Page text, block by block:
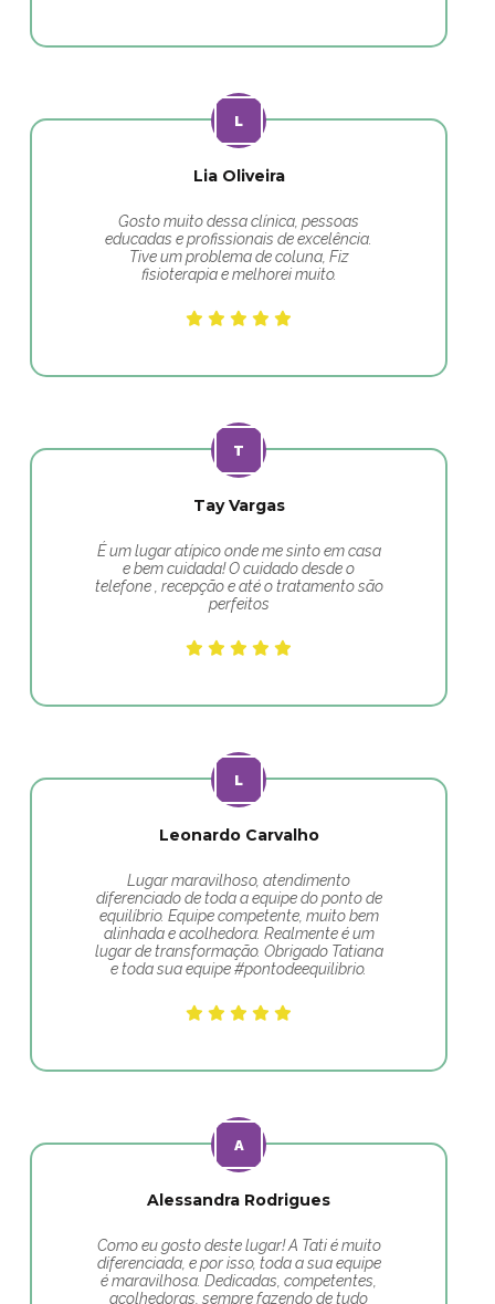
Lia Oliveira
Gosto muito dessa clínica, pessoas
educadas e profissionais de excelência.
Tive um problema de coluna, Fiz
fisioterapia e melhorei muito.
Tay Vargas
É um lugar atípico onde me sinto em casa
e bem cuidada! O cuidado desde o
telefone , recepção e até o tratamento são
perfeitos
Leonardo Carvalho
Lugar maravilhoso, atendimento
diferenciado de toda a equipe do ponto de
equilíbrio. Equipe competente, muito bem
alinhada e acolhedora. Realmente é um
lugar de transformação. Obrigado Tatiana
e toda sua equipe #pontodeequilibrio.
Alessandra Rodrigues
Como eu gosto deste lugar! A Tati é muito
diferenciada, e por isso, toda a sua equipe
é maravilhosa. Dedicadas, competentes,
acolhedoras, sempre fazendo de tudo